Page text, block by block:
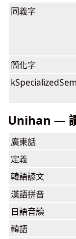
同義字
簡化字
Unihan —
廣東話
定義
韓語諺文
漢語拼音
日語音讀
韓語